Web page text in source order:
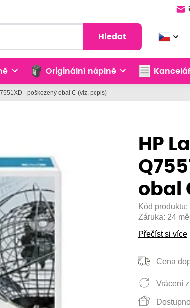
Hledat
Originální náplně
- poškozený obal C (viz. popis)
HP
obal
Kód produktu:
Záruka: 24
Přečíst si více
Cena
Vrácení